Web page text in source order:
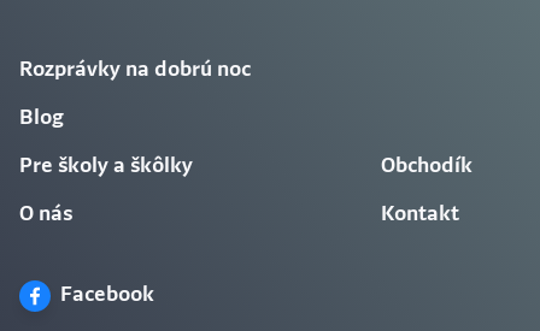
Rozprávky na dobrú noc
Blog
Pre školy a škôlky
O nás
Obchodík
Kontakt
Facebook